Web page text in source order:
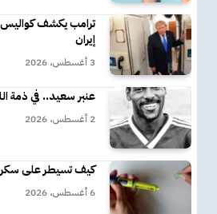
ترامب يكشف
إيران
3 أغسطس، 2026
عنبر سعيد.. في ذمة
2 أغسطس، 2026
كيف تسيطر على سكر
6 أغسطس، 2026